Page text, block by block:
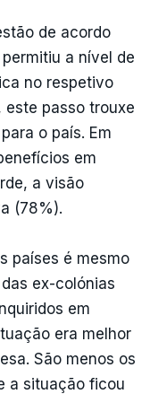
de acordo
a nível de
no respetivo
este passo trouxe
o país. Em
em
a visão
(78%).
países é mesmo
ex-colónias
em
era melhor
São menos os
a situação ficou